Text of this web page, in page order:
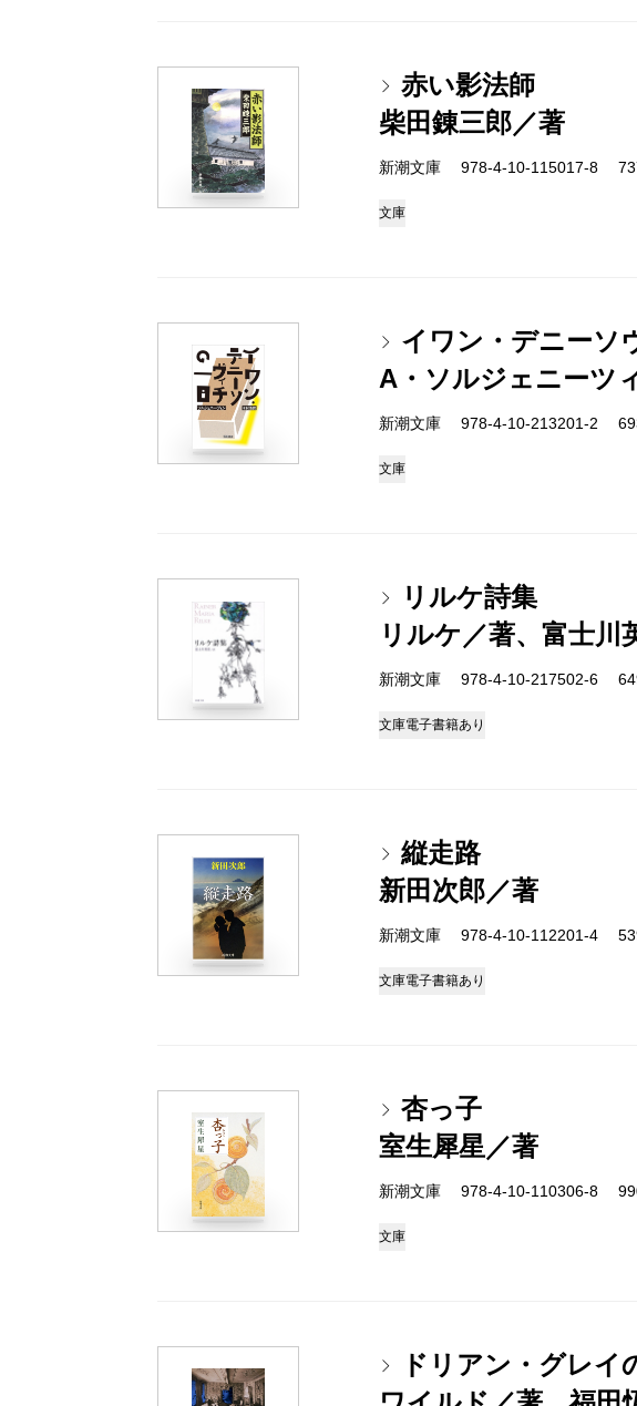
赤い影法師
柴田錬三郎／著
新潮文庫 978-4-10-115017-8
文庫
イワン・デニーソ
A・ソルジェニーツ
新潮文庫 978-4-10-213201-2
文庫
リルケ詩集
リルケ／著、富士川
新潮文庫 978-4-10-217502-6
文庫電子書籍あり
縦走路
新田次郎／著
新潮文庫 978-4-10-112201-4
文庫電子書籍あり
杏っ子
室生犀星／著
新潮文庫 978-4-10-110306-8
文庫
ドリアン・グレイ